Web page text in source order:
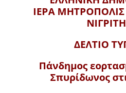
ΙΕΡΑ ΜΗΤΡΟΠΟΛΙΣ
ΔΕΛΤΙΟ
Πάνδημος
Σπυρίδωνος